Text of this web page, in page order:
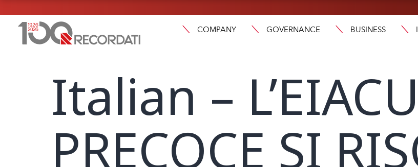
COMPANY GOVERNANCE BUSINESS
Italian –
PRECOCE SI